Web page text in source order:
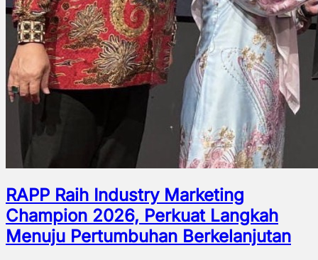
RAPP Raih Industry Marketing
Champion 2026, Perkuat Langkah
Menuju Pertumbuhan Berkelanjutan